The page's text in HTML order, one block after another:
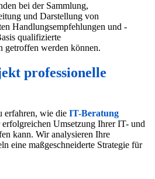
bei der Sammlung,
und Darstellung von
Handlungsempfehlungen und -
qualifizierte
getroffen werden können.
professionelle
erfahren, wie die IT-Beratung
erfolgreichen Umsetzung Ihrer IT- und
kann. Wir analysieren Ihre
eine maßgeschneiderte Strategie für